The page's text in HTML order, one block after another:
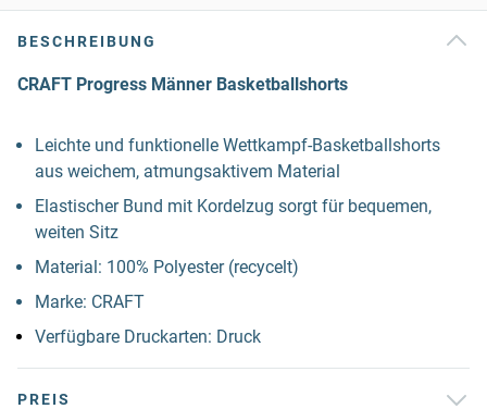
BESCHREIBUNG
CRAFT Progress Männer Basketballshorts
Leichte und funktionelle Wettkampf-Basketballshorts
aus weichem, atmungsaktivem Material
Elastischer Bund mit Kordelzug sorgt für bequemen,
weiten Sitz
Material: 100% Polyester (recycelt)
Marke: CRAFT
Verfügbare Druckarten: Druck
PREIS